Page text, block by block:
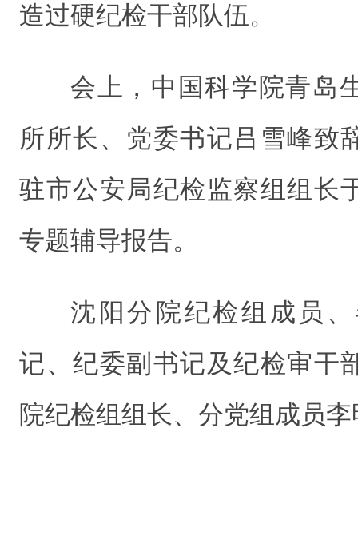
造过硬纪检干部队伍。
会上，中国科学院青岛
所所长、党委书记吕雪峰致
驻市公安局纪检监察组组长
专题辅导报告。
沈阳分院纪检组成员
记、纪委副书记及纪检审干
院纪检组组长、分党组成员